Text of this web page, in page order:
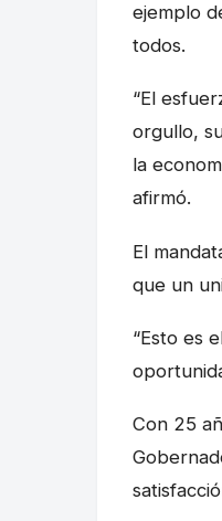
ejemplo
todos.
“El
orgullo,
la
afirmó.
El
que un
“Esto es
Con 25